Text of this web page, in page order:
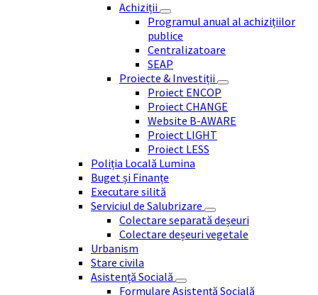
Achiziții
Programul anual al achizițiilor
publice
Centralizatoare
SEAP
Proiecte & Investiții
Proiect ENCOP
Proiect CHANGE
Website B-AWARE
Proiect LIGHT
Proiect LESS
Poliția Locală Lumina
Buget și Finanțe
Executare silită
Serviciul de Salubrizare
Colectare separată deșeuri
Colectare deșeuri vegetale
Urbanism
Stare civila
Asistență Socială
Formulare Asistență Socială